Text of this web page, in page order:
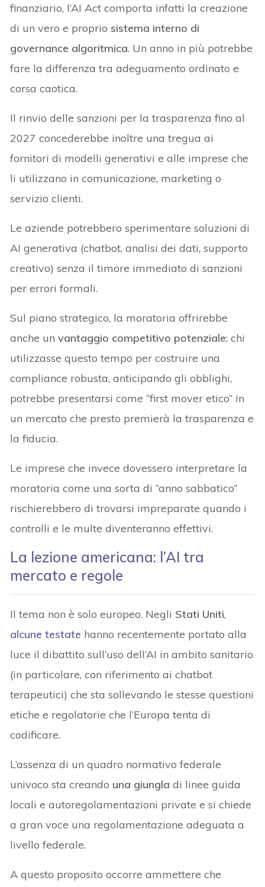
finanziario, l’AI Act comporta infatti la creazione
di un vero e proprio sistema interno di
governance algoritmica. Un anno in più potrebbe
fare la differenza tra adeguamento ordinato e
corsa caotica.
Il rinvio delle sanzioni per la trasparenza fino al
2027 concederebbe inoltre una tregua ai
fornitori di modelli generativi e alle imprese che
li utilizzano in comunicazione, marketing o
servizio clienti.
Le aziende potrebbero sperimentare soluzioni di
AI generativa (chatbot, analisi dei dati, supporto
creativo) senza il timore immediato di sanzioni
per errori formali.
Sul piano strategico, la moratoria offrirebbe
anche unvantaggio competitivo potenziale: chi
utilizzasse questo tempo per costruire una
compliance robusta, anticipando gli obblighi,
potrebbe presentarsi come “first mover etico” in
un mercato che presto premierà la trasparenza e
la fiducia.
Le imprese che invece dovessero interpretare la
moratoria come una sorta di “anno sabbatico”
rischierebbero di trovarsi impreparate quando i
controlli e le multe diventeranno effettivi.
La lezione americana: l’AI tra
mercato e regole
Il tema non è solo europeo. Negli Stati Uniti,
alcune testate hanno recentemente portato alla
luce il dibattito sull’uso dell’AI in ambito sanitario
(in particolare, con riferimento ai chatbot
terapeutici) che sta sollevando le stesse questioni
etiche e regolatorie che l’Europa tenta di
codificare.
L’assenza di un quadro normativo federale
univoco sta creando una giungla di linee guida
locali e autoregolamentazioni private e si chiede
a gran voce una regolamentazione adeguata a
livello federale.
A questo proposito occorre ammettere che